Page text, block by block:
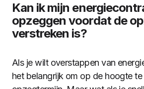
Kan ik mijn
opzeggen voordat de
verstreken is?
Als je wilt overstappen van
het belangrijk om op de hoogte